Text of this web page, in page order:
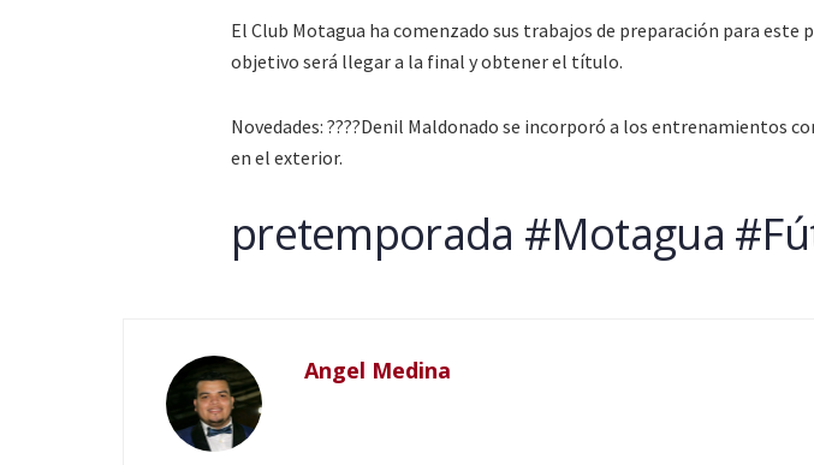
El Club Motagua ha comenzado sus trabajos de preparación para
objetivo será llegar a la final y obtener el título.
Novedades: ????Denil Maldonado se incorporó a los entrenamientos
en el exterior.
pretemporada #Motagua
Angel Medina